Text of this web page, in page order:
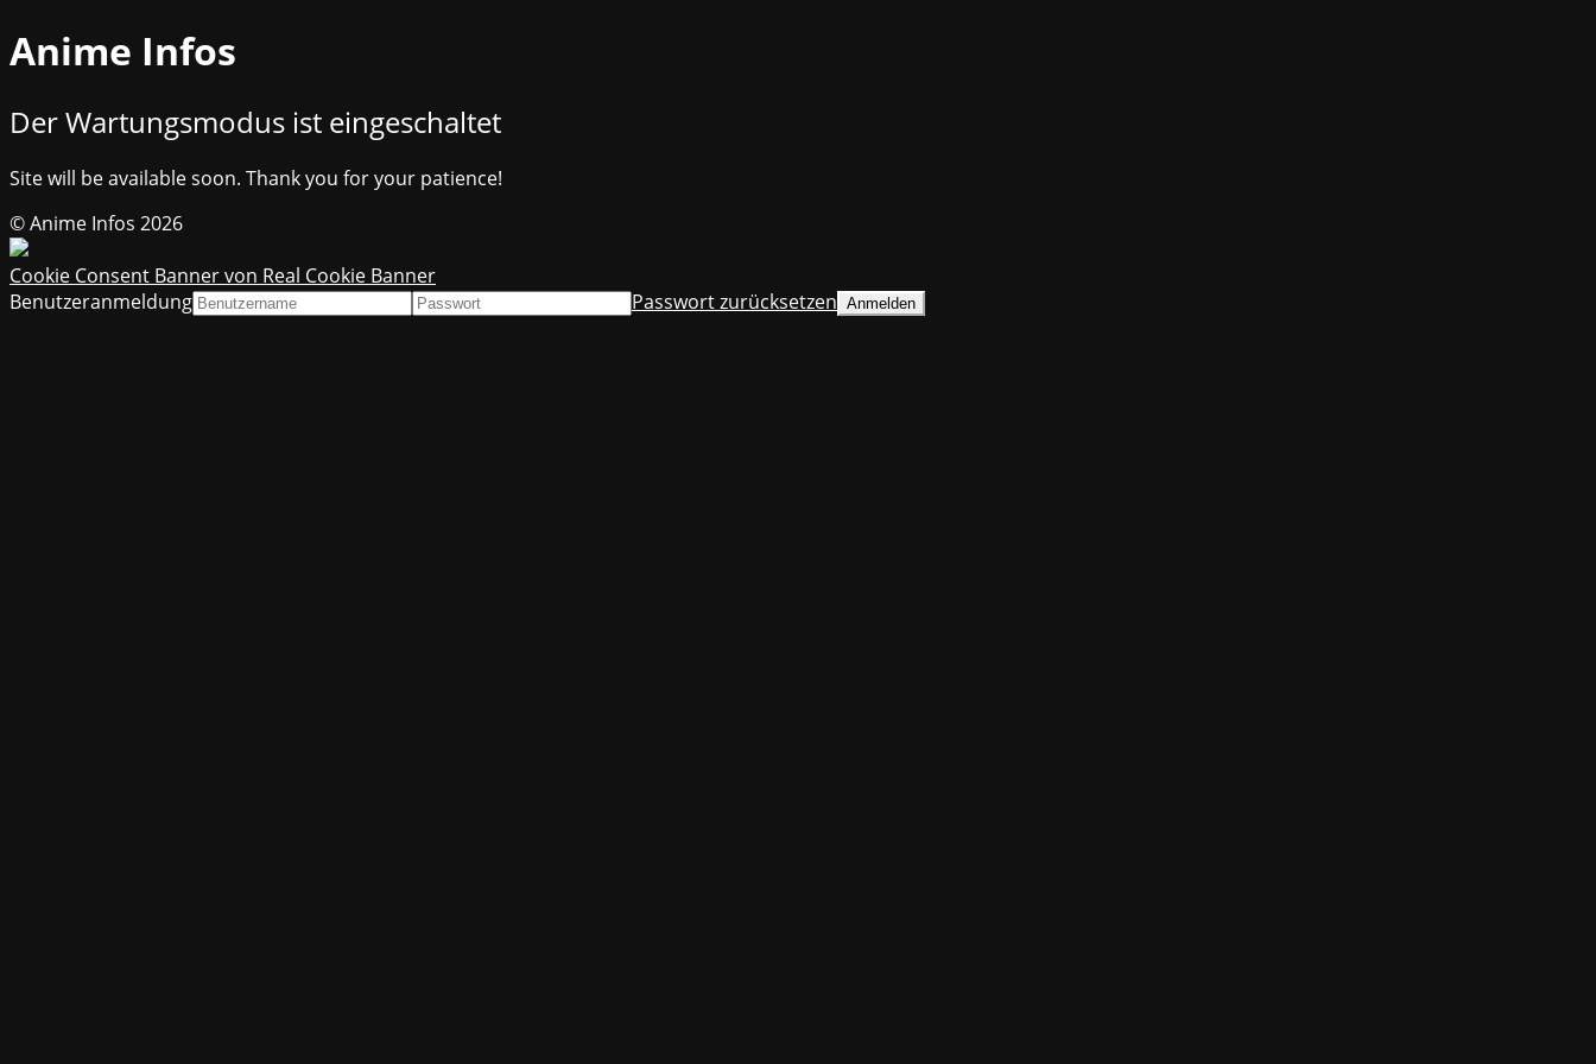
Anime Infos
Der Wartungsmodus ist eingeschaltet
Site will be available soon. Thank you for your patience!
© Anime Infos 2026
Cookie Consent Banner von Real Cookie Banner
Benutzeranmeldung
Passwort zurücksetzen